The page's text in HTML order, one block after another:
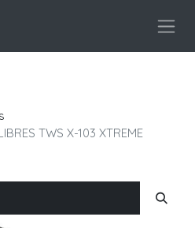
TWS X-103 XTREME